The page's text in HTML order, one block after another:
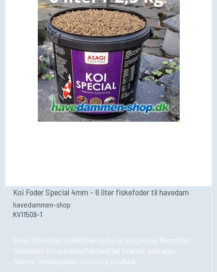
Koi Foder Special 4mm - 6 liter fiskefoder til havedam
havedammen-shop
KV11509-1
Vores fiskefoder til Guldfisk og Koi er et speciels fremstillet
fiskefoder til havedamsfisk med høj kvalitet, som øger
fiskens inmunsystem, trivsel og sundhed.